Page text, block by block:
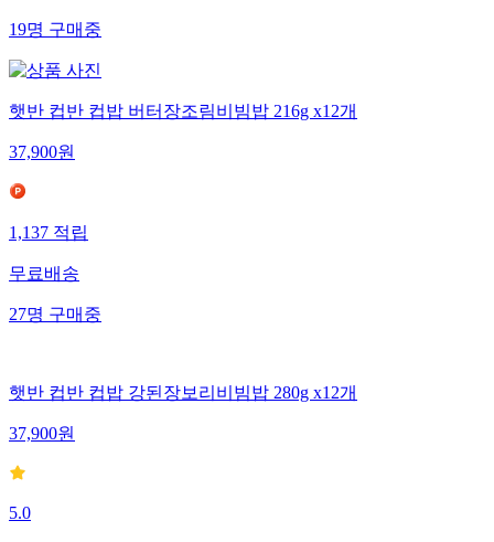
19명 구매중
햇반 컵반 컵밥 버터장조림비빔밥 216g x12개
37,900원
1,137 적립
무료배송
27명 구매중
햇반 컵반 컵밥 강된장보리비빔밥 280g x12개
37,900원
5.0